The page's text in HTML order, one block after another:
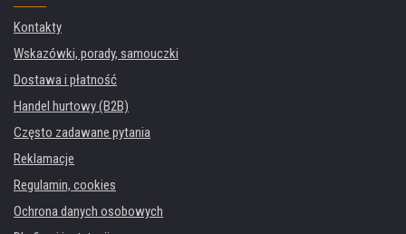
Kontakty
Wskazówki, porady, samouczki
Dostawa i płatność
Handel hurtowy (B2B)
Często zadawane pytania
Reklamacje
Regulamin, cookies
Ochrona danych osobowych